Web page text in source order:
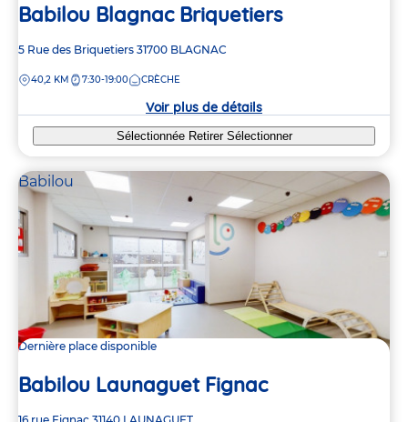
Babilou Blagnac Briquetiers
Adresse
la
5 Rue des Briquetiers 31700 BLAGNAC
DISTANCE
40,2 KM 7:30-19:00 CRÈCHE
Voir plus de détails
Sélectionnée Retirer Sélectionner
Babilou
Dernière place disponible
Babilou Launaguet Fignac
Adresse
16 rue Fignac 31140 LAUNAGUET